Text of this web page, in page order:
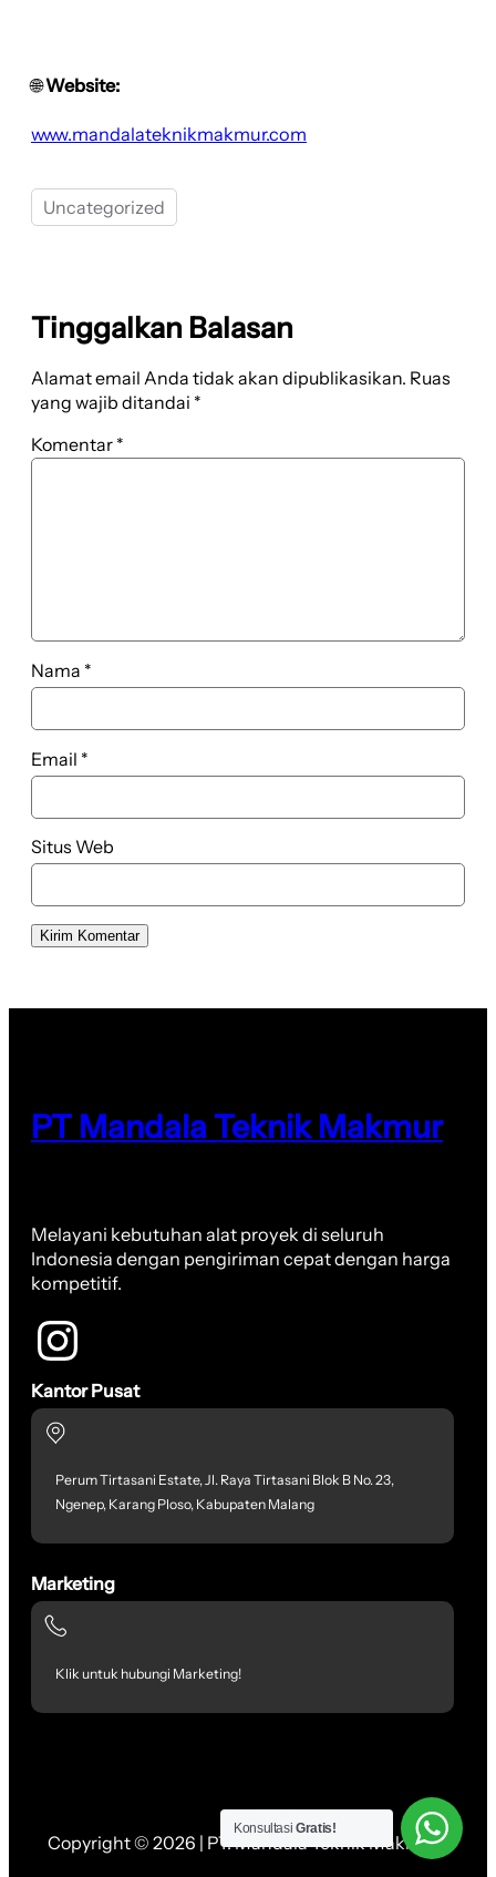
🌐Website:
www.mandalateknikmakmur.com
Uncategorized
Tinggalkan Balasan
Alamat email Anda tidak akan dipublikasikan. Ruas
yang wajib ditandai *
Komentar *
Nama *
Email *
Situs Web
PT Mandala Teknik Makmur
Melayani kebutuhan alat proyek di seluruh
Indonesia dengan pengiriman cepat dengan harga
kompetitif.
Kantor Pusat
Perum Tirtasani Estate, Jl. Raya Tirtasani Blok B No. 23,
Ngenep, Karang Ploso, Kabupaten Malang
Marketing
Klik untuk hubungi Marketing!
Copyright © 2026 | PT. Mandala Teknik Makmur
Konsultasi Gratis!